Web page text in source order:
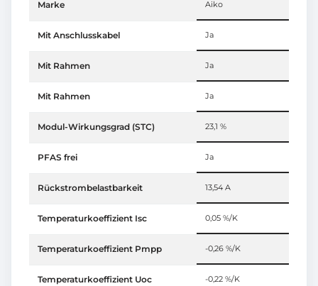
Marke Aiko
Mit Anschlusskabel Ja
Mit Rahmen Ja
Mit Rahmen Ja
Modul-Wirkungsgrad (STC) 23,1 %
PFAS frei Ja
Rückstrombelastbarkeit 13,54 A
Temperaturkoeffizient Isc 0,05 %/K
Temperaturkoeffizient Pmpp -0,26 %/K
Temperaturkoeffizient Uoc -0,22 %/K